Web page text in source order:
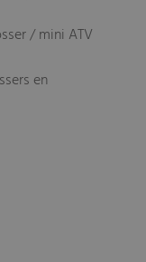
/ mini ATV
en